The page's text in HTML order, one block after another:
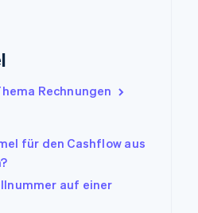
Rechnungen
für den Cashflow aus
auf einer